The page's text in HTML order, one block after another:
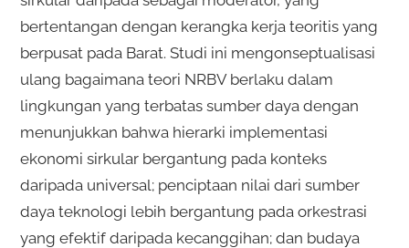
bertentangan dengan kerangka kerja teoritis yang
berpusat pada Barat. Studi ini mengonseptualisasi
ulang bagaimana teori NRBV berlaku dalam
lingkungan yang terbatas sumber daya dengan
menunjukkan bahwa hierarki implementasi
ekonomi sirkular bergantung pada konteks
daripada universal; penciptaan nilai dari sumber
daya teknologi lebih bergantung pada orkestrasi
yang efektif daripada kecanggihan; dan budaya